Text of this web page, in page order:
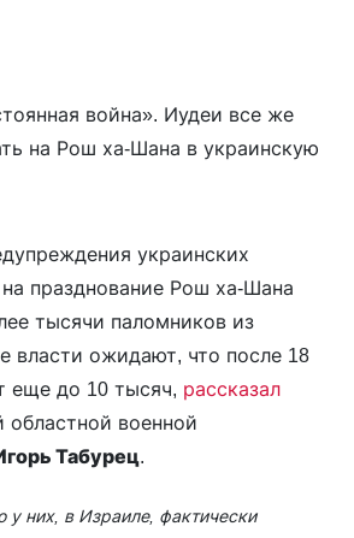
украинских
празднование Рош ха-Шана
тысячи паломников из
власти ожидают, что после 18
еще до 10 тысяч, рассказал
областной военной
Табурец.
у них, в Израиле, фактически